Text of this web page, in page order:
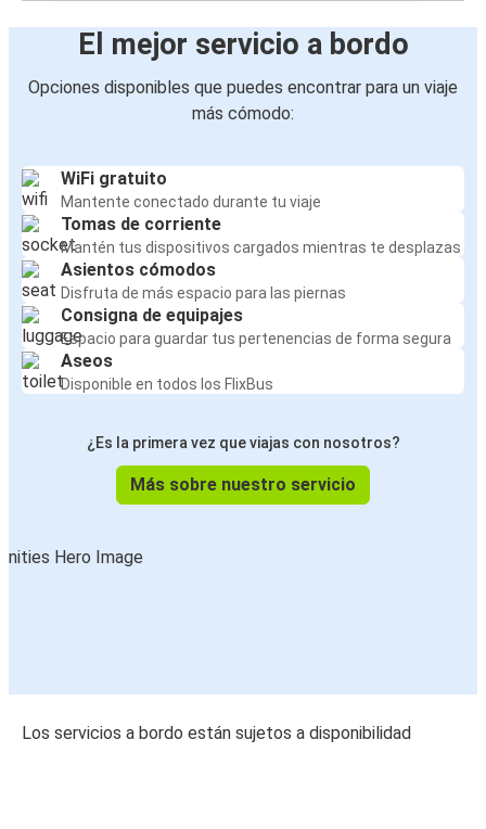
El mejor servicio a bordo
Opciones disponibles que puedes encontrar para un viaje
más cómodo:
WiFi gratuito
Mantente conectado durante tu viaje
Tomas de corriente
Mantén tus dispositivos cargados mientras te desplazas
Asientos cómodos
Disfruta de más espacio para las piernas
Consigna de equipajes
Espacio para guardar tus pertenencias de forma segura
Aseos
Disponible en todos los FlixBus
¿Es la primera vez que viajas con nosotros?
Más sobre nuestro servicio
Los servicios a bordo están sujetos a disponibilidad